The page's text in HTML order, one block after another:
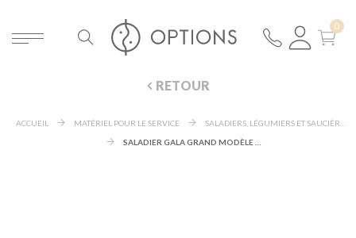
RETOUR
ACCUEIL MATÉRIEL POUR LE SERVICE